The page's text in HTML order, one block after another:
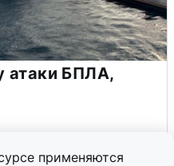
применяются
атаки БПЛА,